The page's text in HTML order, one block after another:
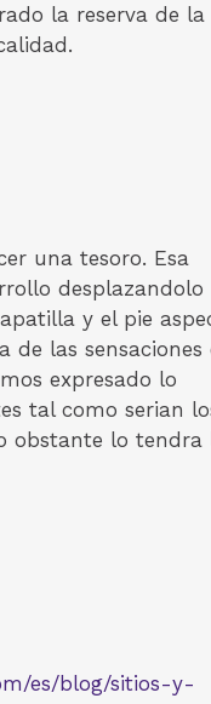
la reserva de la
una tesoro. Esa
desplazandolo
y el pie
las sensaciones
expresado lo
tal como serian
obstante lo tendra
es/blog/sitios-y-